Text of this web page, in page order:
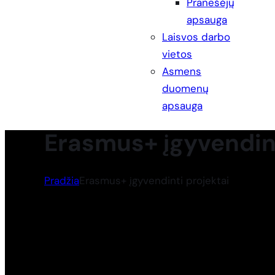
apsauga
Laisvos darbo
vietos
Asmens
duomenų
apsauga
Erasmus+
PradžiaErasmus+ įgyvendinti projektai